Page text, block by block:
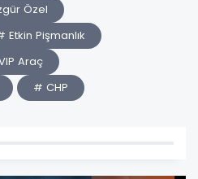
Özel
Etkin Pişmanlık
Araç
# CHP